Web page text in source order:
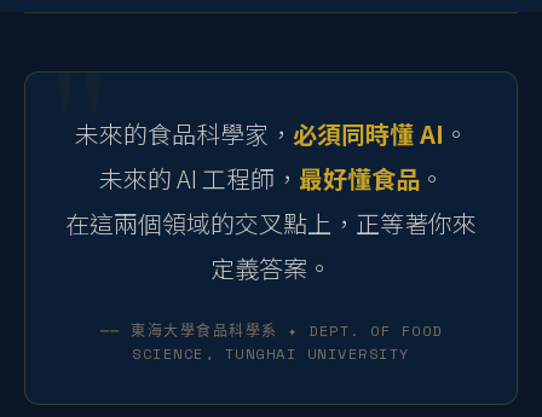
資料。
未來的食品科學家， 必須同時懂 AI 。
未來的 AI 工程師， 最好懂食品。
在這兩個領域的交叉點上，正等著你來
定義答案。
── 東海大學食品科學系 ✦ DEPT. OF FOOD
SCIENCE, TUNGHAI UNIVERSITY